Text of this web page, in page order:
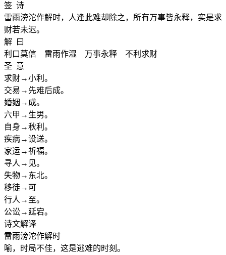
签 诗
雷雨滂沱作解时，人逢此难却除之，所有万事皆永释，实是求
财若未迟。
解 曰
利口莫信 雷雨作湿 万事永释 不利求财
圣 意
求财→小利。
交易→先难后成。
婚姻→成。
六甲→生男。
自身→秋利。
疾病→设送。
家运→祈福。
寻人→见。
失物→东北。
移徒→可
行人→至。
公讼→延宕。
诗文解译
雷雨滂沱作解时
喻，时局不佳，这是逃难的时刻。